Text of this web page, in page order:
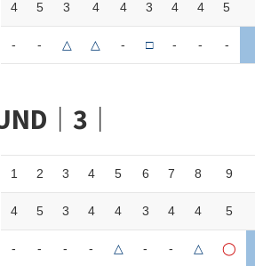
4 5 3 4 4 3 4 4 5
- - △ △ - □ - - -
｜3｜
1 2 3 4 5 6 7 8 9
4 5 3 4 4 3 4 4 5
- - - - △ - - △ ◯